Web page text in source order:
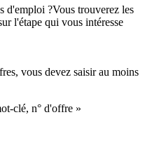
d'emploi ?Vous trouverez les
l'étape qui vous intéresse
vous devez saisir au moins
clé, n° d'offre »